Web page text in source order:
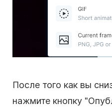
После того как вы
нажмите кнопку